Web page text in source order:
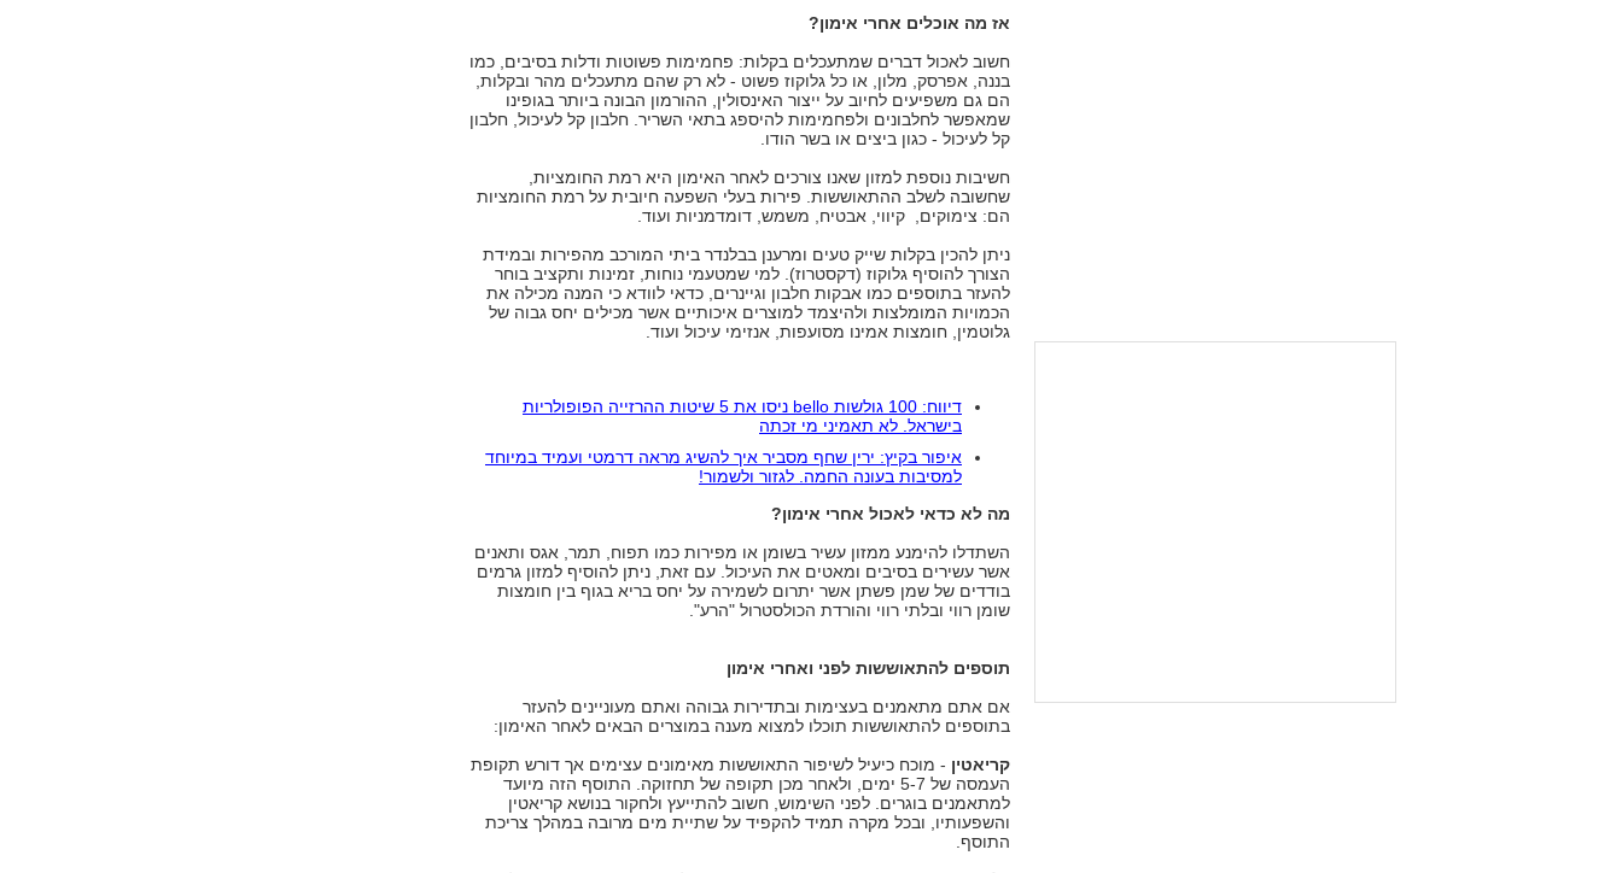
אז מה אוכלים אחרי אימון?
חשוב לאכול דברים שמתעכלים בקלות: פחמימות פשוטות ודלות בסיבים, כמו
בננה, אפרסק, מלון, או כל גלוקוז פשוט - לא רק שהם מתעכלים מהר ובקלות,
הם גם משפיעים לחיוב על ייצור האינסולין, ההורמון הבונה ביותר בגופינו
שמאפשר לחלבונים ולפחמימות להיספג בתאי השריר. חלבון קל לעיכול, חלבון
קל לעיכול - כגון ביצים או בשר הודו.
חשיבות נוספת למזון שאנו צורכים לאחר האימון היא רמת החומציות,
שחשובה לשלב ההתאוששות. פירות בעלי השפעה חיובית על רמת החומציות
הם: צימוקים, קיווי, אבטיח, משמש, דומדמניות ועוד.
ניתן להכין בקלות שייק טעים ומרענן בבלנדר ביתי המורכב מהפירות ובמידת
הצורך להוסיף גלוקוז (דקסטרוז). למי שמטעמי נוחות, זמינות ותקציב בוחר
להעזר בתוספים כמו אבקות חלבון וגיינרים, כדאי לוודא כי המנה מכילה את
הכמויות המומלצות ולהיצמד למוצרים איכותיים אשר מכילים יחס גבוה של
גלוטמין, חומצות אמינו מסועפות, אנזימי עיכול ועוד.
דיווח: 100 גולשות bello ניסו את 5 שיטות ההרזייה הפופולריות
בישראל. לא תאמיני מי זכתה
איפור בקיץ: ירין שחף מסביר איך להשיג מראה דרמטי ועמיד במיוחד
למסיבות בעונה החמה. לגזור ולשמור!
מה לא כדאי לאכול אחרי אימון?
השתדלו להימנע ממזון עשיר בשומן או מפירות כמו תפוח, תמר, אגס ותאנים
אשר עשירים בסיבים ומאטים את העיכול. עם זאת, ניתן להוסיף למזון גרמים
בודדים של שמן פשתן אשר יתרום לשמירה על יחס בריא בגוף בין חומצות
שומן רווי ובלתי רווי והורדת הכולסטרול "הרע".
תוספים להתאוששות לפני ואחרי אימון
אם אתם מתאמנים בעצימות ובתדירות גבוהה ואתם מעוניינים להעזר
בתוספים להתאוששות תוכלו למצוא מענה במוצרים הבאים לאחר האימון:
קריאטין - מוכח כיעיל לשיפור התאוששות מאימונים עצימים אך דורש תקופת
העמסה של 5-7 ימים, ולאחר מכן תקופה של תחזוקה. התוסף הזה מיועד
למתאמנים בוגרים. לפני השימוש, חשוב להתייעץ ולחקור בנושא קריאטין
והשפעותיו, ובכל מקרה תמיד להקפיד על שתיית מים מרובה במהלך צריכת
התוסף.